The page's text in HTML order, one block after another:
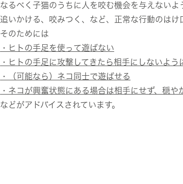
なるべく子猫のうちに人を咬む機会を与えないよ
追いかける、咬みつく、など、正常な行動のはけ
そのためには
・ヒトの手足を使って遊ばない
・ヒトの手足に攻撃してきたら相手にしないよう
・（可能なら）ネコ同士で遊ばせる
・ネコが興奮状態にある場合は相手にせず、穏
などがアドバイスされています。